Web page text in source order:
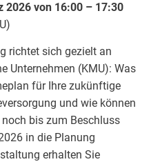
2026 von 16:00 – 17:30
richtet sich gezielt an
Unternehmen (KMU): Was
für Ihre zukünftige
und wie können
bis zum Beschluss
in die Planung
erhalten Sie